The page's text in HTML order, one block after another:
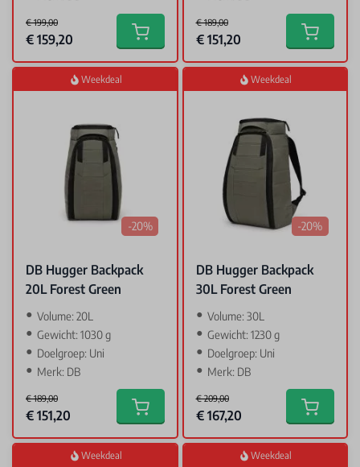
€ 199,00
Special Price
€ 159,20 Add to cart
€ 189,00
Special Price
€ 151,20 Add to
Weekdeal
-20%
DB Hugger Backpack
20L Forest Green
Volume: 20L
Gewicht: 1030 g
Doelgroep: Uni
Merk: DB
€ 189,00
Special Price
€ 151,20 Add to cart
Weekdeal
-20%
DB Hugger Backpack
30L Forest Green
Volume: 30L
Gewicht: 1230 g
Doelgroep: Uni
Merk: DB
€ 209,00
Special Price
€ 167,20 Add to
Weekdeal Weekdeal